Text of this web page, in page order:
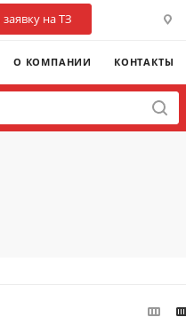
на ТЗ
О КОМПАНИИ КОНТАКТЫ